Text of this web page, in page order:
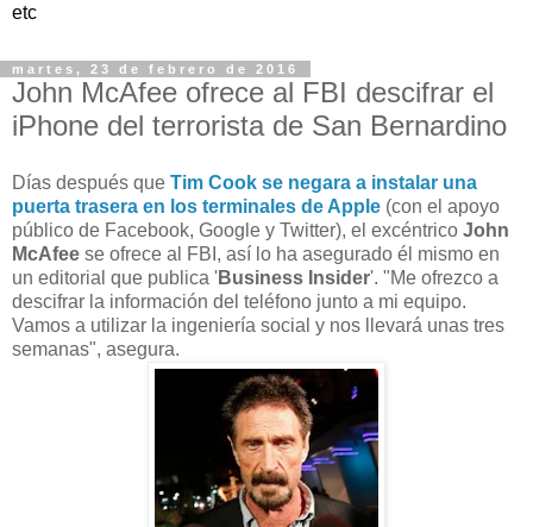
etc
martes, 23 de febrero de 2016
John McAfee ofrece al FBI descifrar el
iPhone del terrorista de San Bernardino
Días después que Tim Cook se negara a instalar una
puerta trasera en los terminales de Apple (con el apoyo
público de Facebook, Google y Twitter), el excéntrico John
McAfee se ofrece al FBI, así lo ha asegurado él mismo en
un editorial que publica 'Business Insider'. "Me ofrezco a
descifrar la información del teléfono junto a mi equipo.
Vamos a utilizar la ingeniería social y nos llevará unas tres
semanas", asegura.